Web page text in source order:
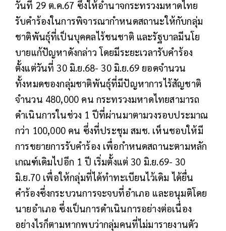
วันที่ 29 ต.ค.67 ซึ่งให้อำนาจกระทรวงมหาดไทย
รับคำร้องในการพิจารณากำหนดสถานะให้กับกลุ่ม
ชาติพันธุ์ที่เป็นบุคคลไร้ชนชาติ และรัฐบาลมีนโย
บายแก้ปัญหาดังกล่าว โดยมีระยะเวลารับคำร้อง
ตั้งแต่วันที่ 30 มิ.ย.68- 30 มิ.ย.69 ยอดจำนวน
ทั้งหมดของกลุ่มชาติพันธุ์ที่มีปัญหาการไร้สัญชาติ
จำนวน 480,000 คน กระทรวงมหาดไทยสามารถ
ดำเนินการในช่วง 1 ปีที่ผ่านมาตามวงรอบประมาณ
กว่า 100,000 คน ซึ่งที่ประชุม สมช. เห็นชอบให้มี
การขยายการรับคำร้อง เพื่อกำหนดสถานะตามหลัก
เกณฑ์เดิมไปอีก 1 ปี เริ่มตั้งแต่ 30 มิ.ย.69- 30
มิ.ย.70 เพื่อให้กลุ่มที่ได้ทำทะเบียนไว้เดิม ได้ยื่น
คำร้องซึ่งกระบวนการจะจบที่อำเภอ และอนุมติโดย
นายอำเภอ ซึ่งเป็นการดำเนินการอย่างต่อเนื่อง
อย่างไรก็ตามหากพบว่ากลุ่มคนที่ไม่มารายงานตัว